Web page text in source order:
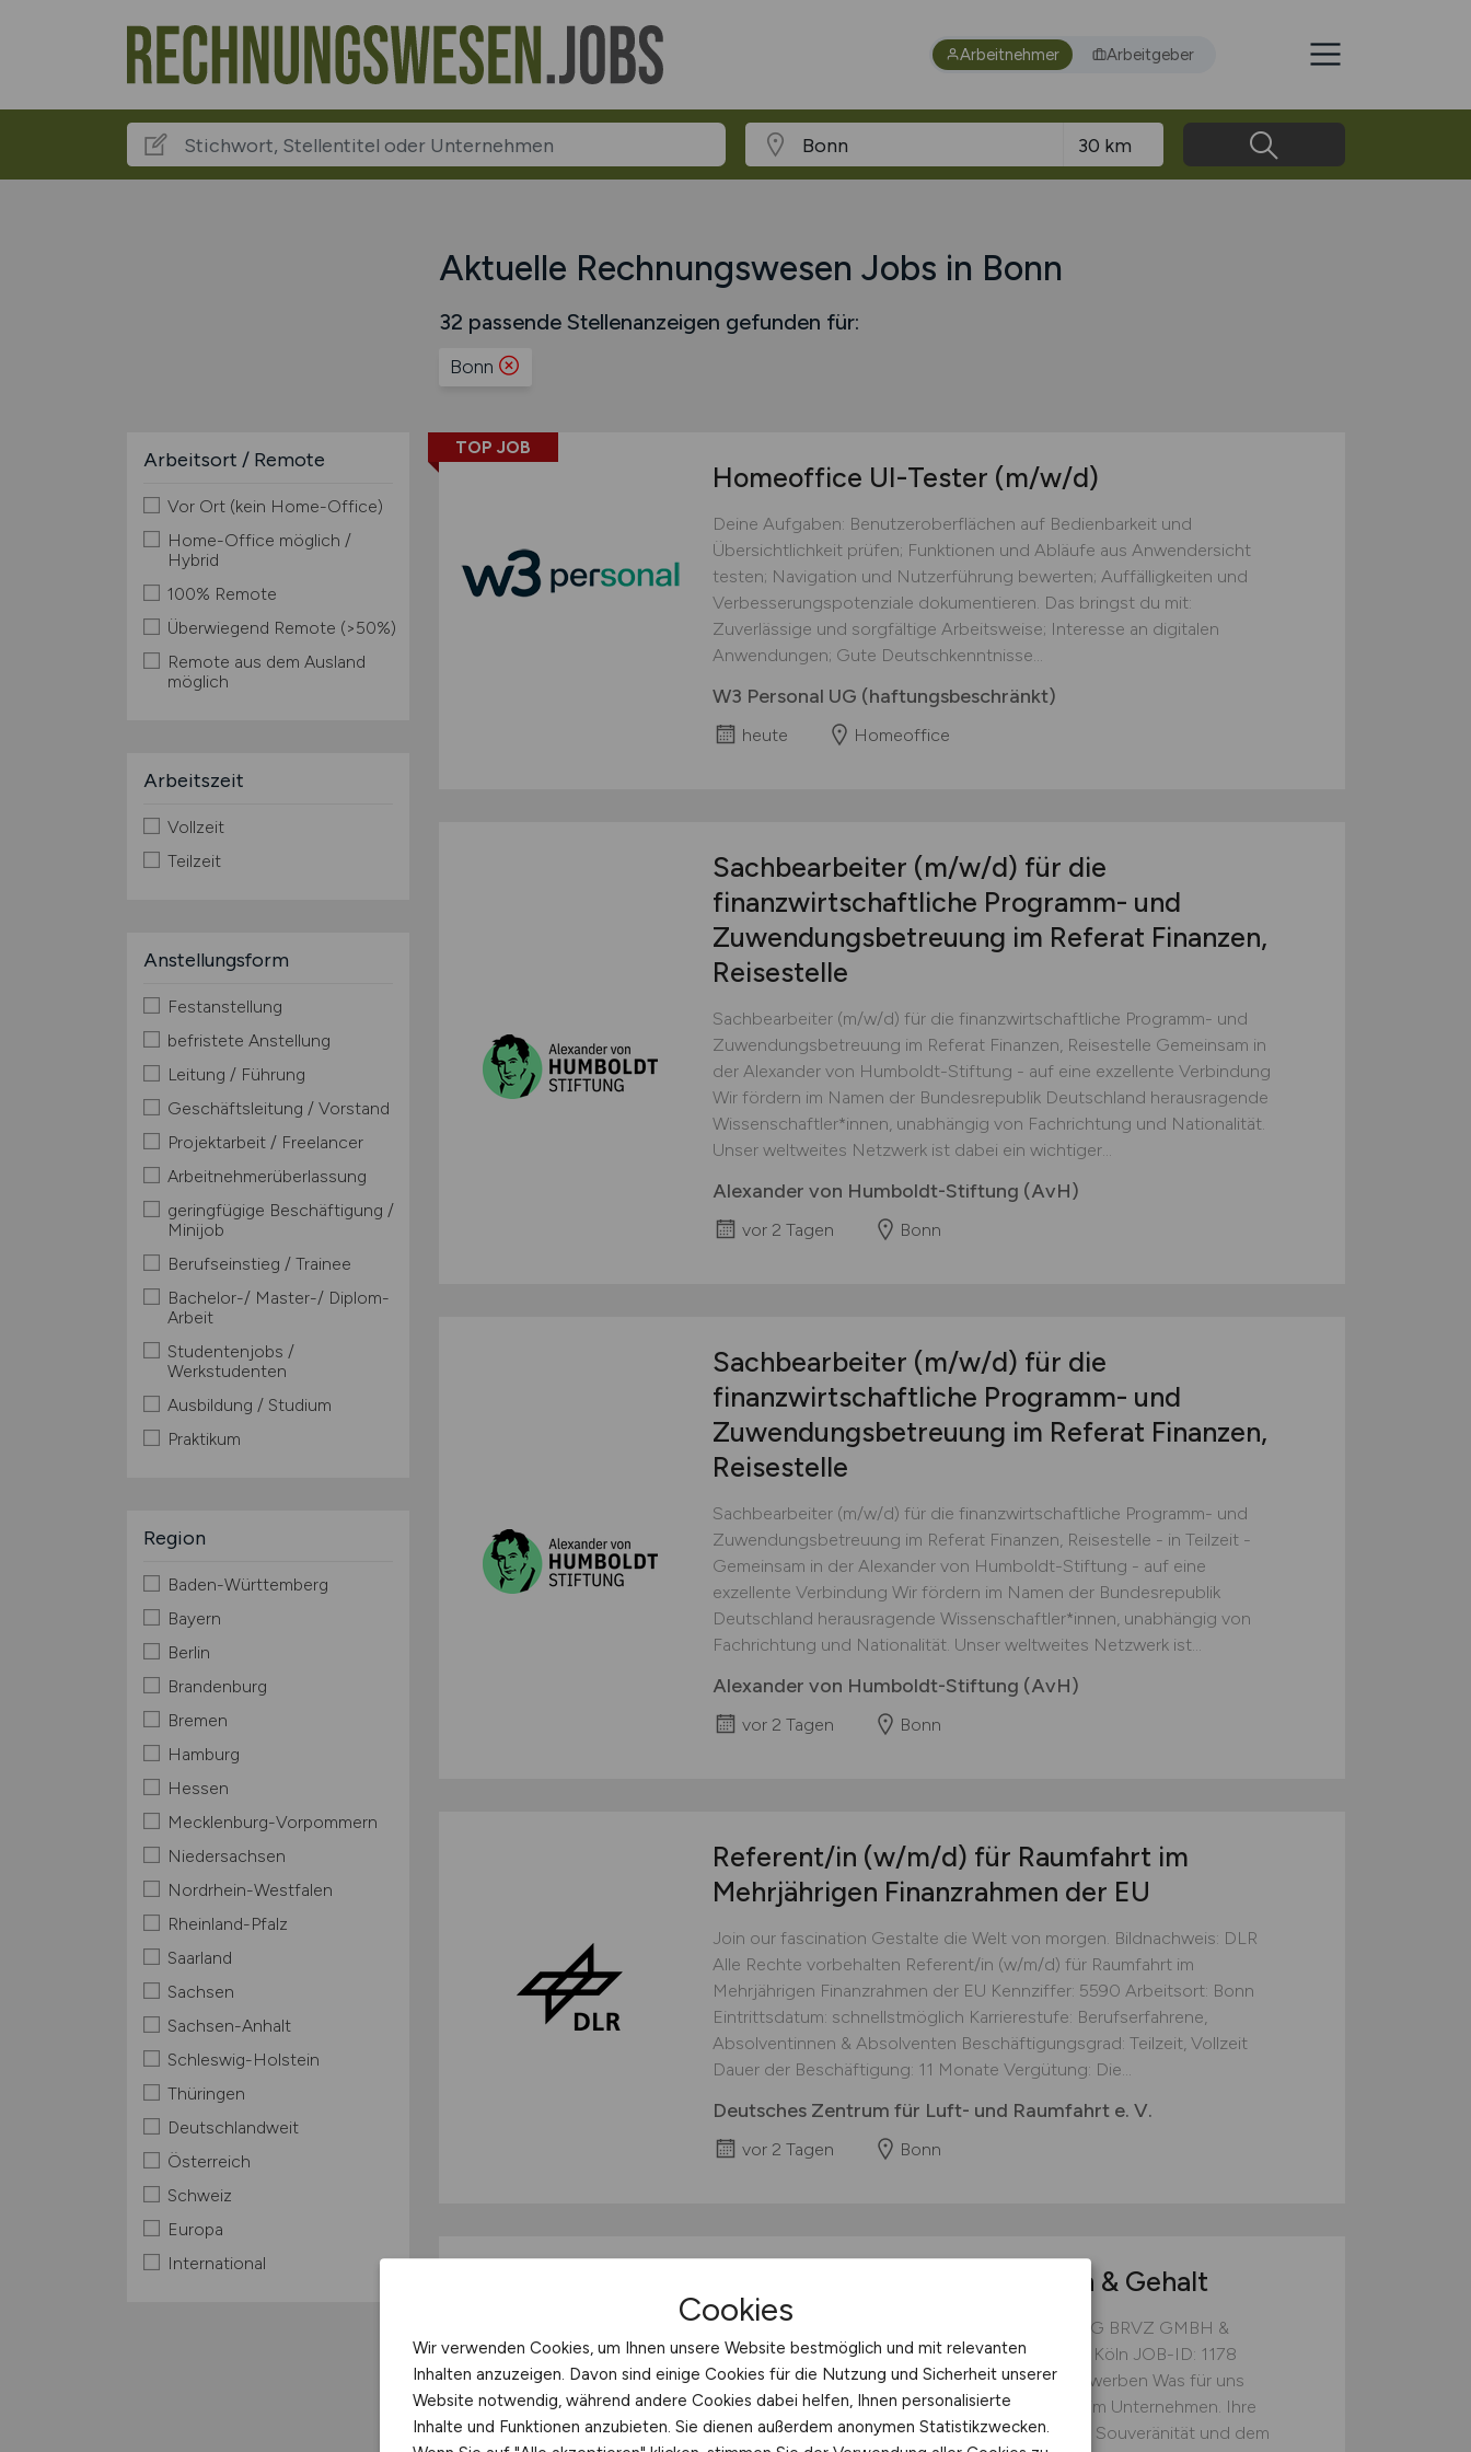
Arbeitnehmer Arbeitgeber
Aktuelle Rechnungswesen Jobs in Bonn
32 passende Stellenanzeigen gefunden für:
Bonn
Arbeitsort / Remote
Vor Ort (kein Home-Office)
Home-Office möglich /
Hybrid
100% Remote
Überwiegend Remote (>50%)
Remote aus dem Ausland
möglich
Arbeitszeit
Vollzeit
Teilzeit
Anstellungsform
Festanstellung
befristete Anstellung
Leitung / Führung
Geschäftsleitung / Vorstand
Projektarbeit / Freelancer
Arbeitnehmerüberlassung
geringfügige Beschäftigung /
Minijob
Berufseinstieg / Trainee
Bachelor-/ Master-/ Diplom-
Arbeit
Studentenjobs /
Werkstudenten
Ausbildung / Studium
Praktikum
Region
Baden-Württemberg
Bayern
Berlin
Brandenburg
Bremen
Hamburg
Hessen
Mecklenburg-Vorpommern
Niedersachsen
Nordrhein-Westfalen
Rheinland-Pfalz
Saarland
Sachsen
Sachsen-Anhalt
Schleswig-Holstein
Thüringen
Deutschlandweit
Österreich
Schweiz
Europa
International
TOP JOB
Homeoffice UI-Tester (m/w/d)
Deine Aufgaben: Benutzeroberflächen auf Bedienbarkeit und
Übersichtlichkeit prüfen; Funktionen und Abläufe aus Anwendersicht
testen; Navigation und Nutzerführung bewerten; Auffälligkeiten und
Verbesserungspotenziale dokumentieren. Das bringst du mit:
Zuverlässige und sorgfältige Arbeitsweise; Interesse an digitalen
Anwendungen; Gute Deutschkenntnisse...
W3 Personal UG (haftungsbeschränkt)
heute Homeoffice
Sachbearbeiter (m/w/d) für die
finanzwirtschaftliche Programm- und
Zuwendungsbetreuung im Referat Finanzen,
Reisestelle
Sachbearbeiter (m/w/d) für die finanzwirtschaftliche Programm- und
Zuwendungsbetreuung im Referat Finanzen, Reisestelle Gemeinsam in
der Alexander von Humboldt-Stiftung - auf eine exzellente Verbindung
Wir fördern im Namen der Bundesrepublik Deutschland herausragende
Wissenschaftler*innen, unabhängig von Fachrichtung und Nationalität.
Unser weltweites Netzwerk ist dabei ein wichtiger...
Alexander von Humboldt-Stiftung (AvH)
vor 2 Tagen Bonn
Sachbearbeiter (m/w/d) für die
finanzwirtschaftliche Programm- und
Zuwendungsbetreuung im Referat Finanzen,
Reisestelle
Sachbearbeiter (m/w/d) für die finanzwirtschaftliche Programm- und
Zuwendungsbetreuung im Referat Finanzen, Reisestelle - in Teilzeit -
Gemeinsam in der Alexander von Humboldt-Stiftung - auf eine
exzellente Verbindung Wir fördern im Namen der Bundesrepublik
Deutschland herausragende Wissenschaftler*innen, unabhängig von
Fachrichtung und Nationalität. Unser weltweites Netzwerk ist...
Alexander von Humboldt-Stiftung (AvH)
vor 2 Tagen Bonn
Referent/in (w/m/d) für Raumfahrt im
Mehrjährigen Finanzrahmen der EU
Join our fascination Gestalte die Welt von morgen. Bildnachweis: DLR
Alle Rechte vorbehalten Referent/in (w/m/d) für Raumfahrt im
Mehrjährigen Finanzrahmen der EU Kennziffer: 5590 Arbeitsort: Bonn
Eintrittsdatum: schnellstmöglich Karrierestufe: Berufserfahrene,
Absolventinnen & Absolventen Beschäftigungsgrad: Teilzeit, Vollzeit
Dauer der Beschäftigung: 11 Monate Vergütung: Die...
Deutsches Zentrum für Luft- und Raumfahrt e. V.
vor 2 Tagen Bonn
Lohn & Gehalt
Payroll Expert:in (m/w/d) Lohn & Gehalt STRABAG BRVZ GMBH &
CO.KG Direkte Anstellung (mit Berufserfahrung) Köln JOB-ID: 1178
Payroll Expert:in (m/w/d) Lohn & Gehalt Jetzt bewerben Was für uns
zählt Sie verstehen Payroll als Schlüsselfunktion im Unternehmen. Ihre
Arbeitsweise ist geprägt von Sorgfalt, fachlicher Souveränität und dem
Cookies
Wir verwenden Cookies, um Ihnen unsere Website bestmöglich und mit relevanten
Inhalten anzuzeigen. Davon sind einige Cookies für die Nutzung und Sicherheit unserer
Website notwendig, während andere Cookies dabei helfen, Ihnen personalisierte
Inhalte und Funktionen anzubieten. Sie dienen außerdem anonymen Statistikzwecken.